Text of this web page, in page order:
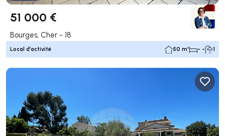
51 000 €
Bourges, Cher - 18
Local d’activité 50 m² - - 1